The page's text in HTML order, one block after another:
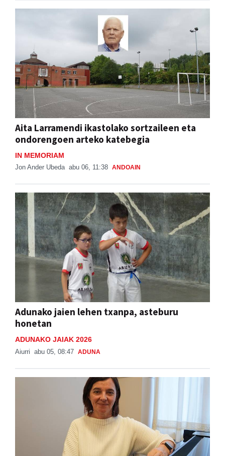
Aita Larramendi ikastolako sortzaileen eta
ondorengoen arteko katebegia
IN MEMORIAM
Jon Ander Ubeda abu 06, 11:38 ANDOAIN
Adunako jaien lehen txanpa, asteburu
honetan
ADUNAKO JAIAK 2026
Aiurri abu 05, 08:47 ADUNA